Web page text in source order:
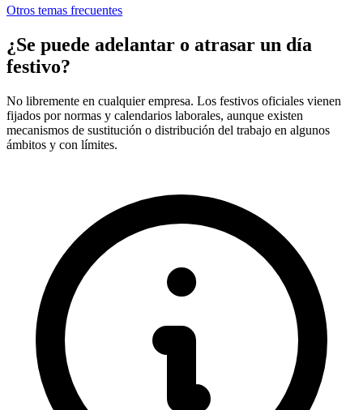
Otros temas frecuentes
¿Se puede adelantar o atrasar un día
festivo?
No libremente en cualquier empresa. Los festivos oficiales vienen
fijados por normas y calendarios laborales, aunque existen
mecanismos de sustitución o distribución del trabajo en algunos
ámbitos y con límites.